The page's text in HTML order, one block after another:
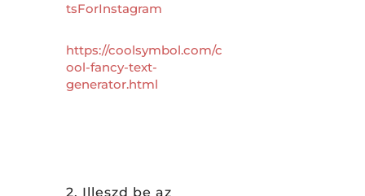
tsForInstagram
https://coolsymbol.com/c
ool-fancy-text-
generator.html
2. Illeszd be az